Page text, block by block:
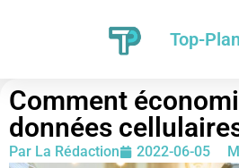
Top-
Comment
données
Par La Rédaction 2022-06-05